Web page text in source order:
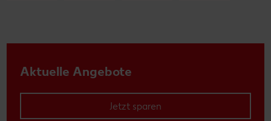
Aktuelle Angebote
Jetzt sparen